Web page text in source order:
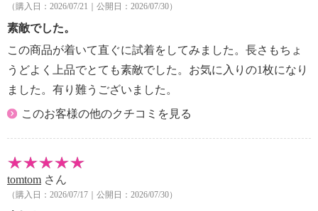
・素材の特性上、多少の縮みあり
・過度な力をかけない
【個体差あり】
・個体差あり
【原産国（地）】
・中国製
（購入日：2026/07/21｜公開日：2026/07/30）
素敵でした。
この商品が着いて直ぐに試着をしてみました。長さもちょ
うどよく上品でとても素敵でした。お気に入りの1枚になり
ました。有り難うございました。
このお客様の他のクチコミを見る
tomtom さん
（購入日：2026/07/17｜公開日：2026/07/30）